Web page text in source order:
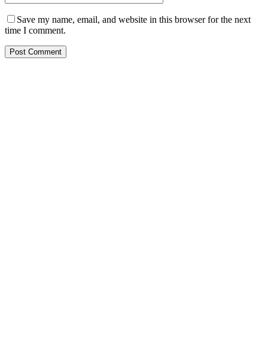
Save my name, email, and website in this browser for the next
time I comment.